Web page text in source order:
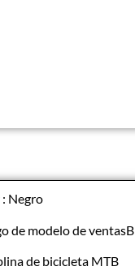
Negro
de modelo de
de bicicleta MTB